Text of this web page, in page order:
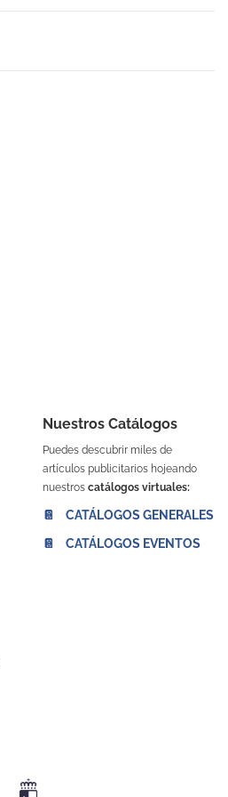
Nuestros Catálogos
Puedes descubrir miles de
artículos publicitarios hojeando
nuestros catálogos virtuales:
📔 CATÁLOGOS GENERALES
📔 CATÁLOGOS EVENTOS